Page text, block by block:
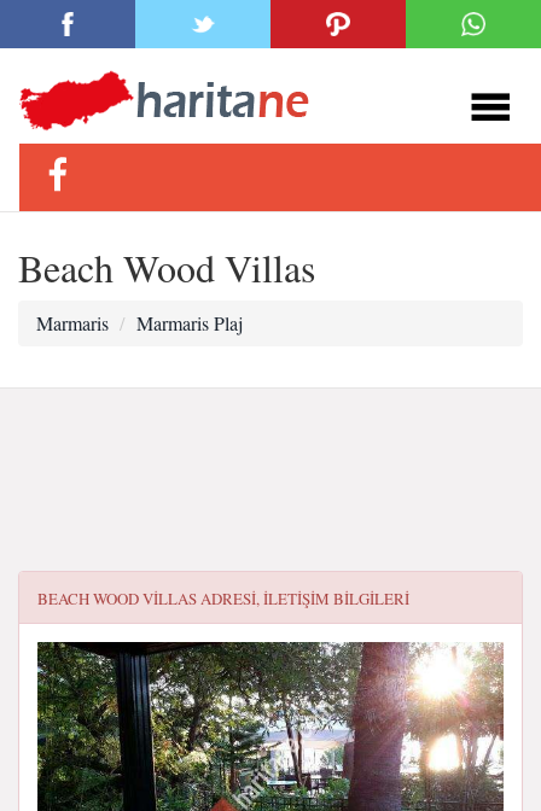
Beach Wood Villas
Marmaris Marmaris Plaj
BEACH WOOD VILLASADRESI, ILETIŞIM BILGILERI